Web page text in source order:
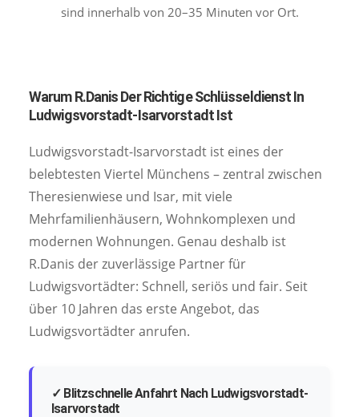
sind innerhalb von 20–35 Minuten vor Ort.
Warum R.Danis Der Richtige Schlüsseldienst In
Ludwigsvorstadt-Isarvorstadt Ist
Ludwigsvorstadt-Isarvorstadt ist eines der
belebtesten Viertel Münchens – zentral zwischen
Theresienwiese und Isar, mit viele
Mehrfamilienhäusern, Wohnkomplexen und
modernen Wohnungen. Genau deshalb ist
R.Danis der zuverlässige Partner für
Ludwigsvortädter: Schnell, seriös und fair. Seit
über 10 Jahren das erste Angebot, das
Ludwigsvortädter anrufen.
✓ Blitzschnelle Anfahrt Nach Ludwigsvorstadt-
Isarvorstadt